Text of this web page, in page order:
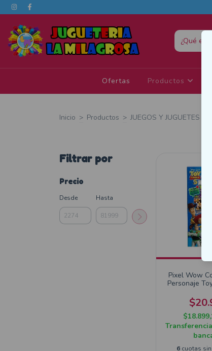
Ofertas Productos
Inicio > Productos > JUEGOS Y JUGUETES
Filtrar por
Precio
Desde Hasta
Pixel Wow
Personaje
6 cuotas